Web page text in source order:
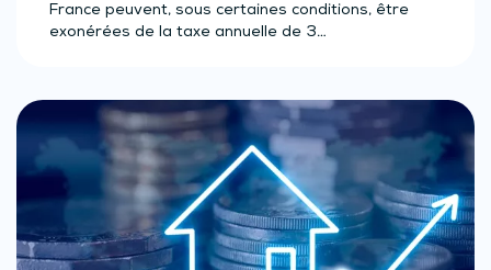
France peuvent, sous certaines conditions, être
exonérées de la taxe annuelle de 3…